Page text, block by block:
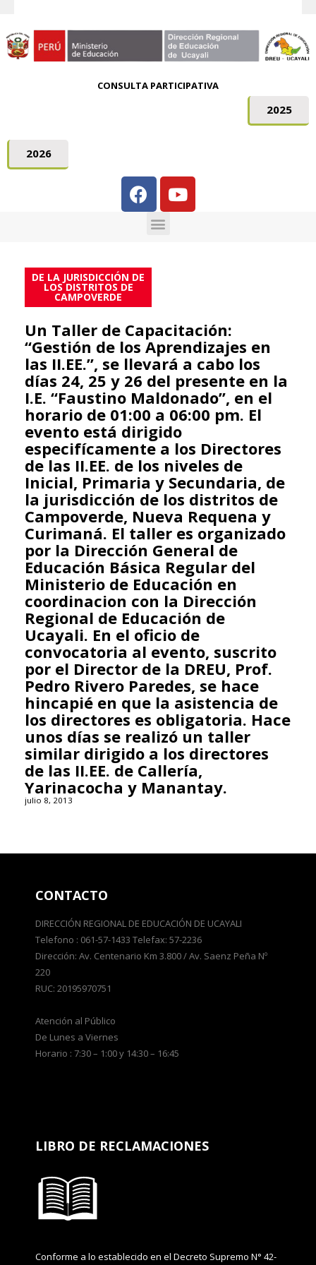
CONSULTA PARTICIPATIVA
2025
2026
DE LA JURISDICCIÓN DE
LOS DISTRITOS DE
CAMPOVERDE
Un Taller de Capacitación:
“Gestión de los Aprendizajes en
las II.EE.”, se llevará a cabo los
días 24, 25 y 26 del presente en la
I.E. “Faustino Maldonado”, en el
horario de 01:00 a 06:00 pm. El
evento está dirigido
especifícamente a los Directores
de las II.EE. de los niveles de
Inicial, Primaria y Secundaria, de
la jurisdicción de los distritos de
Campoverde, Nueva Requena y
Curimaná. El taller es organizado
por la Dirección General de
Educación Básica Regular del
Ministerio de Educación en
coordinacion con la Dirección
Regional de Educación de
Ucayali. En el oficio de
convocatoria al evento, suscrito
por el Director de la DREU, Prof.
Pedro Rivero Paredes, se hace
hincapié en que la asistencia de
los directores es obligatoria. Hace
unos días se realizó un taller
similar dirigido a los directores
de las II.EE. de Callería,
Yarinacocha y Manantay.
julio 8, 2013
CONTACTO
DIRECCIÓN REGIONAL DE EDUCACIÓN DE UCAYALI
Telefono : 061-57-1433 Telefax: 57-2236
Dirección: Av. Centenario Km 3.800 / Av. Saenz Peña Nº
220
RUC: 20195970751
Atención al Público
De Lunes a Viernes
Horario : 7:30 – 1:00 y 14:30 – 16:45
LIBRO DE RECLAMACIONES
Conforme a lo establecido en el Decreto Supremo N° 42-